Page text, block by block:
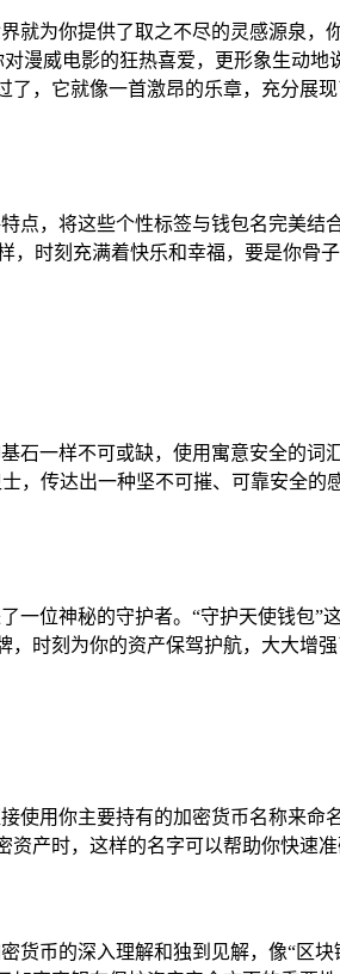
就为你提供了取之不尽的灵感源泉
漫威电影的狂热喜爱，更形象生动
了，它就像一首激昂的乐章，充分
点，将这些个性标签与钱包名完美
时刻充满着快乐和幸福，要是你
石一样不可或缺，使用寓意安全的
，传达出一种坚不可摧、可靠安全
一位神秘的守护者。“守护天使钱包
时刻为你的资产保驾护航，大大增强
使用你主要持有的加密货币名称来
产时，这样的名字可以帮助你快速
货币的深入理解和独到见解，像“区